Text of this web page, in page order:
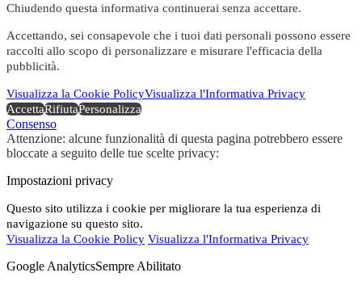
Chiudendo questa informativa continuerai senza accettare.
Accettando, sei consapevole che i tuoi dati personali possono essere
raccolti allo scopo di personalizzare e misurare l'efficacia della
pubblicità.
Visualizza la Cookie PolicyVisualizza l'Informativa Privacy
AccettaRifiutaPersonalizza
Consenso
Attenzione: alcune funzionalità di questa pagina potrebbero essere
bloccate a seguito delle tue scelte privacy:
Impostazioni privacy
Questo sito utilizza i cookie per migliorare la tua esperienza di
navigazione su questo sito.
Visualizza la Cookie Policy Visualizza l'Informativa Privacy
Google AnalyticsSempre Abilitato